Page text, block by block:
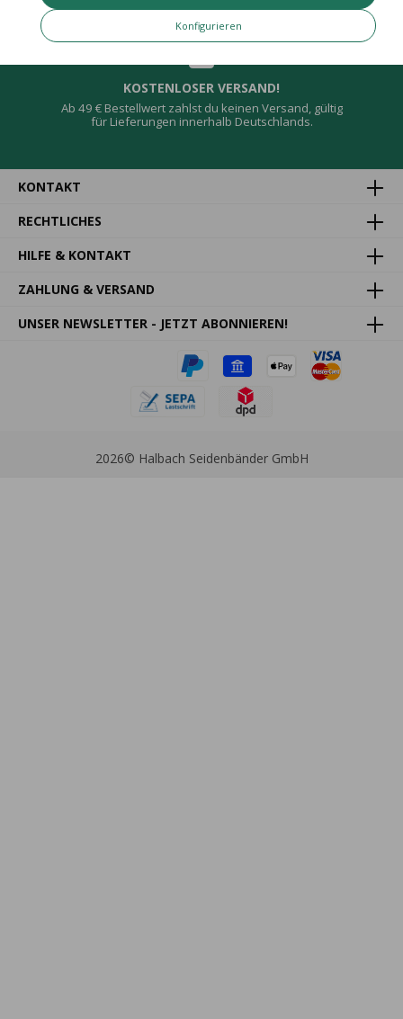
KOSTENLOSER VERSAND!
Ab 49 € Bestellwert zahlst du keinen Versand, gültig
für Lieferungen innerhalb Deutschlands.
KONTAKT
RECHTLICHES
HILFE & KONTAKT
ZAHLUNG & VERSAND
UNSER NEWSLETTER - JETZT ABONNIEREN!
2026© Halbach Seidenbänder GmbH
Konfigurieren